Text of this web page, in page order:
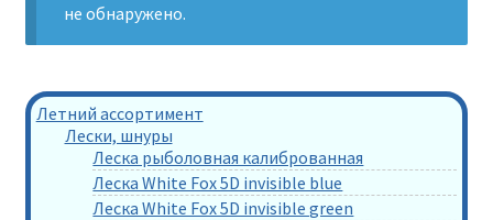
Прайс
не обнаружено.
Летний ассортимент
Лески, шнуры
Леска рыболовная калиброванная
Леска White Fox 5D invisible blue
Леска White Fox 5D invisible green